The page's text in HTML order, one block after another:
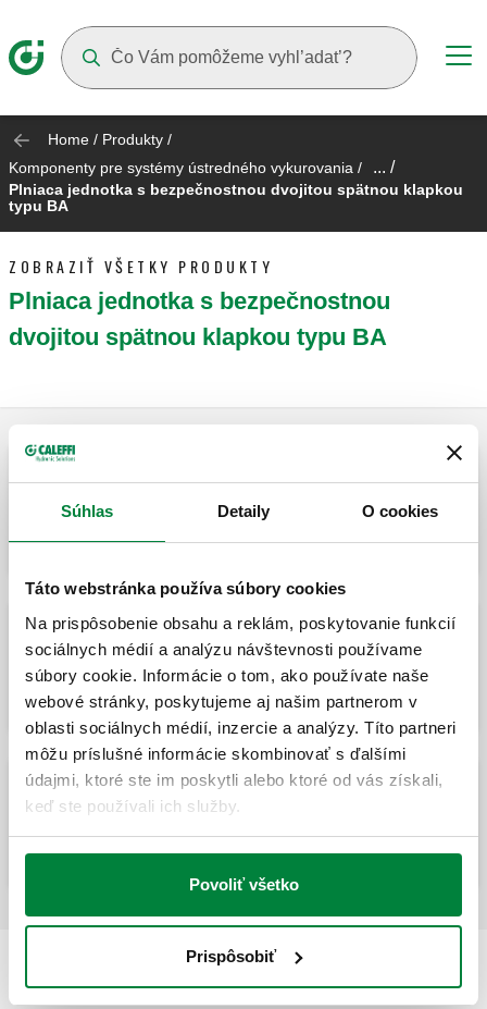
Súhlas Detaily O cookies
Táto webstránka používa súbory cookies
Na prispôsobenie obsahu a reklám, poskytovanie funkcií
sociálnych médií a analýzu návštevnosti používame
súbory cookie. Informácie o tom, ako používate naše
webové stránky, poskytujeme aj našim partnerom v
oblasti sociálnych médií, inzercie a analýzy. Títo partneri
môžu príslušné informácie skombinovať s ďalšími
údajmi, ktoré ste im poskytli alebo ktoré od vás získali,
keď ste používali ich služby.
Povoliť všetko
Prispôsobiť
Home / Produkty /
Komponenty pre systémy ústredného vykurovania / ... /
Plniaca jednotka s bezpečnostnou dvojitou spätnou klapkou
typu BA
ZOBRAZIŤ VŠETKY PRODUKTY
Plniaca jednotka s bezpečnostnou
dvojitou spätnou klapkou typu BA
Automatická dopĺňajúca jednotka s
bezpečnostnou dvojitou spätnou klapkou,
typu BA, Y-sitkom a uzatváracím ventilom
Automatická nabíjacia jednotka s
ochranou typu BA pred spätným tokom, s
filtrom typu Y a uzatváracím ventilom.
Automatická nabíjacia jednotka s
ochranou typu BA pred spätným tokom, s
filtrom typu Y a uzatváracím ventilom.